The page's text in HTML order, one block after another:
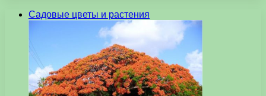
Садовые цветы и растения